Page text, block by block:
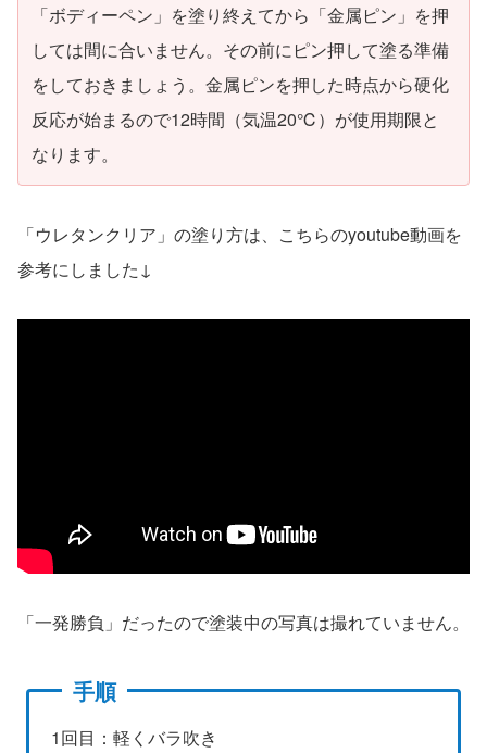
「ボディーペン」を塗り終えてから「金属ピン」を押
しては間に合いません。その前にピン押して塗る準備
をしておきましょう。金属ピンを押した時点から硬化
反応が始まるので12時間（気温20℃）が使用期限と
なります。
「ウレタンクリア」の塗り方は、こちらのyoutube動画を
参考にしました↓
「一発勝負」だったので塗装中の写真は撮れていません。
手順
1回目：軽くバラ吹き